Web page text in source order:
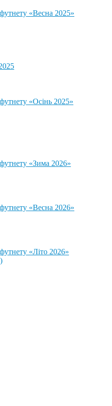
«Весна 2025»
«Осінь 2025»
«Зима 2026»
«Весна 2026»
«Літо 2026»